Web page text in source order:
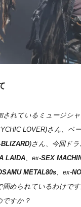
されているミュージシ
LOVER)さん、ベ
BLIZARD)さん、今回ド
LAIDA 、ex-SEX
METAL80s 、ex-
固められているわけで
ですか？